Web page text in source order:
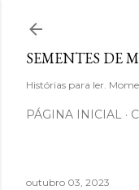
SEMENTES DE
Histórias para ler.
PÁGINA INICIAL
outubro 03, 2023